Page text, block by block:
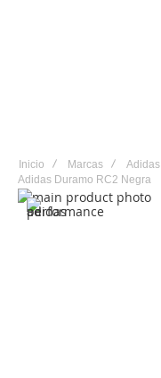
Inicio Marcas Adidas
Adidas Duramo RC2 Negra